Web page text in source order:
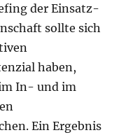
der Einsatz-
sollte sich
haben,
In- und im
Ein Ergebnis